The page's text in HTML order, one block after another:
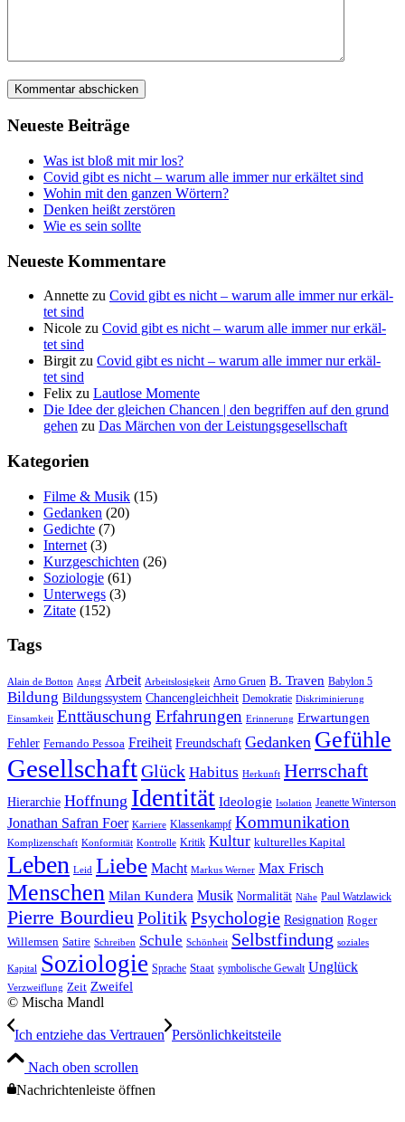
Neu­es­te Beiträge
Was ist bloß mit mir los?
Covid gibt es nicht – war­um alle immer nur erkäl­tet sind
Wohin mit den gan­zen Wörtern?
Den­ken heißt zerstören
Wie es sein sollte
Neu­es­te Kommentare
Annette zu Covid gibt es nicht – war­um alle immer nur erkäl­
tet sind
Nicole zu Covid gibt es nicht – war­um alle immer nur erkäl­
tet sind
Birgit zu Covid gibt es nicht – war­um alle immer nur erkäl­
tet sind
Felix zu Laut­lo­se Momente
Die Idee der gleichen Chancen | den begriffen auf den grund
gehen zu Das Mär­chen von der Leistungsgesellschaft
Kate­go­rien
Filme & Musik (15)
Gedanken (20)
Gedichte (7)
Internet (3)
Kurzgeschichten (26)
Soziologie (61)
Unterwegs (3)
Zitate (152)
Tags
Alain de Botton Angst Arbeit Arbeitslosigkeit Arno Gruen B. Traven Babylon 5
Bildung Bildungssystem Chancengleichheit Demokratie Diskriminierung
Einsamkeit Enttäuschung Erfahrungen Erinnerung Erwartungen
Fehler Fernando Pessoa Freiheit Freundschaft Gedanken Gefühle
GesellschaftGlück Habitus Herkunft Herrschaft
Hierarchie Hoffnung Identität Ideologie Isolation Jeanette Winterson
Jonathan Safran Foer Karriere Klassenkampf Kommunikation
Komplizenschaft Konformität Kontrolle Kritik Kultur kulturelles Kapital
Leben Leid Liebe Macht Markus Werner Max Frisch
Menschen Milan Kundera Musik Normalität Nähe Paul Watzlawick
Pierre BourdieuPolitikPsychologie Resignation Roger
Willemsen Satire Schreiben Schule Schönheit Selbstfindung soziales
Kapital Soziologie Sprache Staat symbolische Gewalt Unglück
Verzweiflung Zeit Zweifel
© Mischa Mandl
Ich ent­zie­he das Vertrauen Per­sön­lich­keits­tei­le
Nach oben scrollen
Nachrichtenleiste öffnen